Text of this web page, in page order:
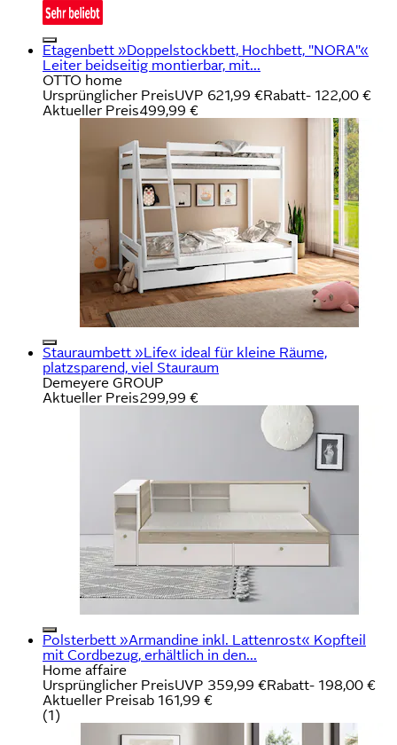
Etagenbett »Doppelstockbett, Hochbett, "NORA"«
Leiter beidseitig montierbar, mit...
OTTO home
Ursprünglicher PreisUVP 621,99 €Rabatt- 122,00 €
Aktueller Preis499,99 €
Stauraumbett »Life« ideal für kleine Räume,
platzsparend, viel Stauraum
Demeyere GROUP
Aktueller Preis299,99 €
Polsterbett »Armandine inkl. Lattenrost« Kopfteil
mit Cordbezug, erhältlich in den...
Home affaire
Ursprünglicher PreisUVP 359,99 €Rabatt- 198,00 €
Aktueller Preisab 161,99 €
(1)